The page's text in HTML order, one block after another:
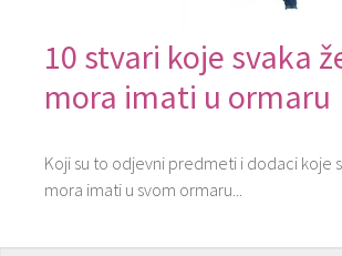
10 stvari koje svaka
mora imati u ormaru
Koji su to odjevni predmeti i dodaci koje
mora imati u svom ormaru...